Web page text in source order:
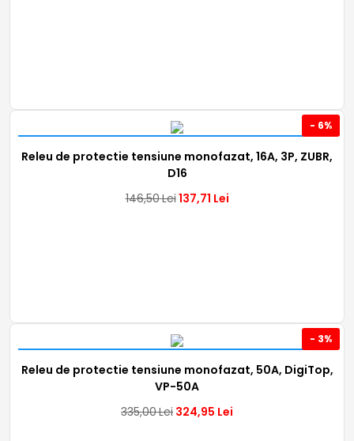
- 6%
Releu de protectie tensiune monofazat, 16A, 3P, ZUBR,
D16
146,50Lei137,71 Lei
- 3%
Releu de protectie tensiune monofazat, 50A, DigiTop,
VP-50A
335,00Lei 324,95 Lei